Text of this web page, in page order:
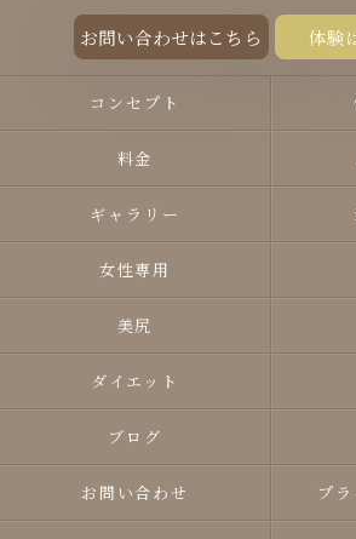
お問い合わせはこちら 体験
コンセプト
料金
ギャラリー
女性専用
美尻
ダイエット
ブログ
お問い合わせ プ